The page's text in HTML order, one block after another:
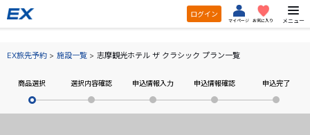
ログイン
マイページ お気に入り メニュー
EX旅先予約 施設一覧 志摩観光ホテル ザ クラシック プラン一覧
商品選択 選択内容確認 申込情報入力 申込情報確認 申込完了